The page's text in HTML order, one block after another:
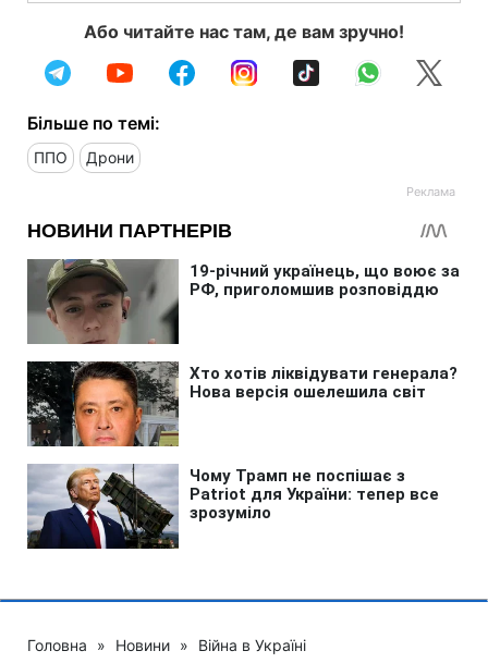
Або читайте нас там, де вам зручно!
Більше по темі:
ППО Дрони
Головна » Новини » Війна в Україні